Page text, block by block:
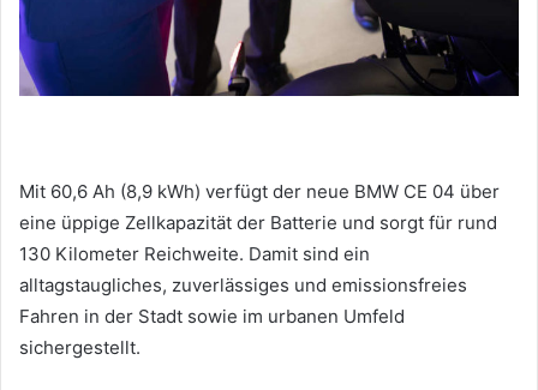
Mit 60,6 Ah (8,9 kWh) verfügt der neue BMW CE 04 über
eine üppige Zellkapazität der Batterie und sorgt für rund
130 Kilometer Reichweite. Damit sind ein
alltagstaugliches, zuverlässiges und emissionsfreies
Fahren in der Stadt sowie im urbanen Umfeld
sichergestellt.